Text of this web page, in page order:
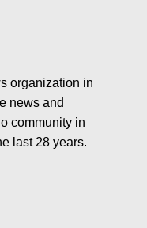
organization in
news and
community in
last 28 years.